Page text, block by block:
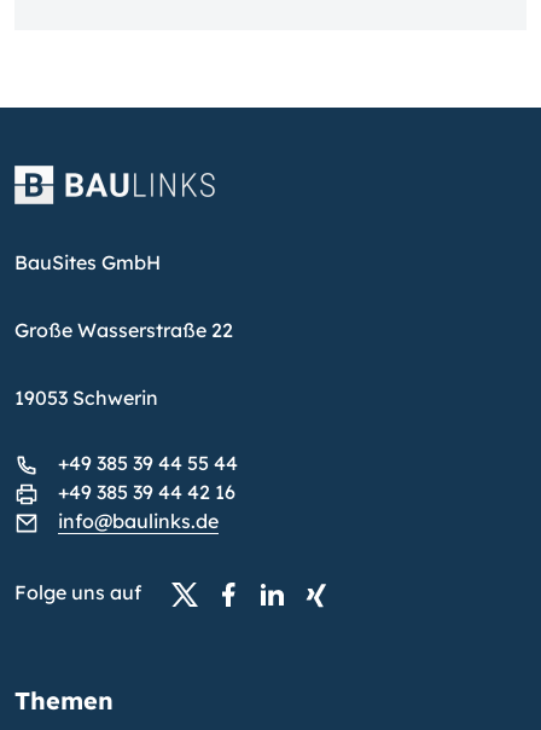
BauSites GmbH
Große Wasserstraße 22
19053 Schwerin
+49 385 39 44 55 44
+49 385 39 44 42 16
info@baulinks.de
Folge uns auf
Themen